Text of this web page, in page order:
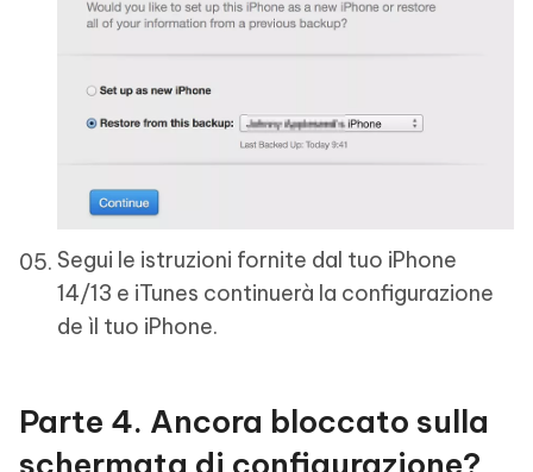
Segui le istruzioni fornite dal tuo iPhone
14/13 e iTunes continuerà la configurazione
de ìl tuo iPhone.
Parte 4. Ancora bloccato sulla
schermata di configurazione?